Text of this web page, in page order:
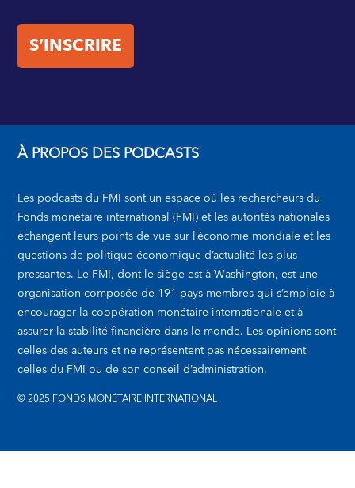
S’INSCRIRE
À PROPOS DES PODCASTS
Les podcasts du FMI sont un espace où les rechercheurs du
Fonds monétaire international (FMI) et les autorités nationales
échangent leurs points de vue sur l’économie mondiale et les
questions de politique économique d’actualité les plus
pressantes. Le FMI, dont le siège est à Washington, est une
organisation composée de 191 pays membres qui s’emploie à
encourager la coopération monétaire internationale et à
assurer la stabilité financière dans le monde. Les opinions sont
celles des auteurs et ne représentent pas nécessairement
celles du FMI ou de son conseil d’administration.
© 2025 FONDS MONÉTAIRE INTERNATIONAL